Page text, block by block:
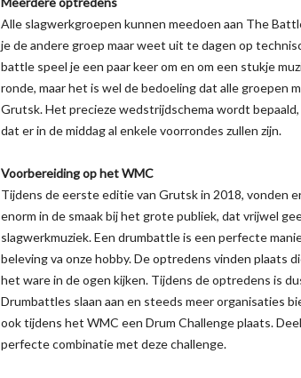
Alle slagwerkgroepen kunnen meedoen aan The
je de andere groep maar weet uit te dagen op
battle speel je een paar keer om en om een stukje
ronde, maar het is wel de bedoeling dat alle
Grutsk. Het precieze wedstrijdschema wordt
dat er in de middag al enkele voorrondes zullen zijn.
Voorbereiding op het WMC
Tijdens de eerste editie van Grutsk in 2018, vonden
enorm in de smaak bij het grote publiek, dat vrijwel
slagwerkmuziek. Een drumbattle is een perfecte
beleving va onze hobby. De optredens vinden plaats
het ware in de ogen kijken. Tijdens de optredens is
Drumbattles slaan aan en steeds meer organisaties
ook tijdens het WMC een Drum Challenge plaats.
perfecte combinatie met deze challenge.